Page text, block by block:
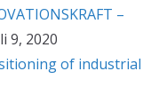
–
9, 2020
of industrial